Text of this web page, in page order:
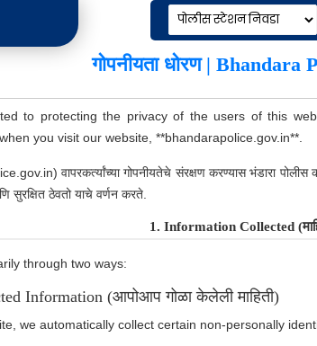
नागरिकांकरिता
पोलीस भरती प्रक्रिया २०२४-
महाराष्ट्र लोकसेवा हक्क कायदा
माहिती अधिकार अधिनियम
गोपनीयता धोरण | Bhandara
to protecting the privacy of the users of this
you visit our website, **bhandarapolice.gov.in**.
वापरकर्त्यांच्या गोपनीयतेचे संरक्षण करण्यास भंडारा
सुरक्षित ठेवतो याचे वर्णन करते.
1. Information Collected
through two ways:
Information (आपोआप गोळा केलेली माहिती)
we automatically collect certain non-personally